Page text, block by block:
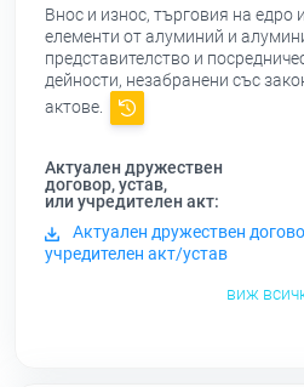
Внос и износ, търговия на едро
елементи от алуминий и
представителство и
дейности, незабранени със
актове.
Актуален дружествен
договор, устав,
или учредителен акт:
Актуален дружествен
учредителен акт/устав
виж